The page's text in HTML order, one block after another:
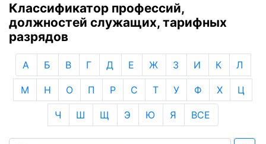
Классификатор профессий,
должностей служащих, тарифных
разрядов
А Б В Г Д Е Ж З И К Л
М Н О П Р С Т У Ф Х Ц
Ч Ш Щ Э Ю Я ВСЕ